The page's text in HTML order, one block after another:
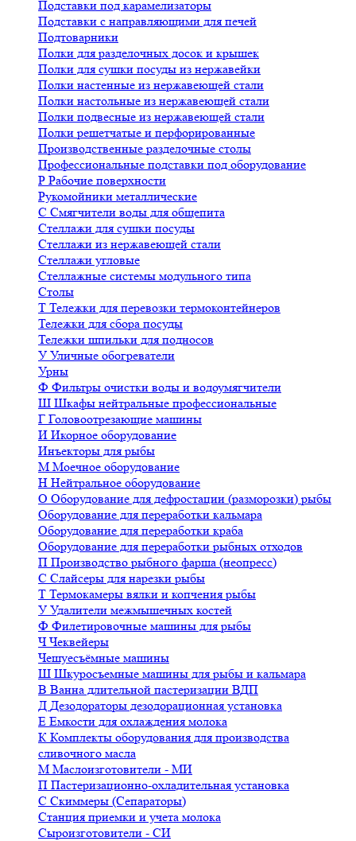
Подставки под карамелизаторы
Подставки с направляющими для печей
Подтоварники
Полки для разделочных досок и крышек
Полки для сушки посуды из нержавейки
Полки настенные из нержавеющей стали
Полки настольные из нержавеющей стали
Полки подвесные из нержавеющей стали
Полки решетчатые и перфорированные
Производственные разделочные столы
Профессиональные подставки под оборудование
Р Рабочие поверхности
Рукомойники металлические
С Смягчители воды для общепита
Стеллажи для сушки посуды
Стеллажи из нержавеющей стали
Стеллажи угловые
Стеллажные системы модульного типа
Столы
Т Тележки для перевозки термоконтейнеров
Тележки для сбора посуды
Тележки шпильки для подносов
У Уличные обогреватели
Урны
Ф Фильтры очистки воды и водоумягчители
Ш Шкафы нейтральные профессиональные
Г Головоотрезающие машины
И Икорное оборудование
Инъекторы для рыбы
М Моечное оборудование
Н Нейтральное оборудование
О Оборудование для дефростации (разморозки) рыбы
Оборудование для переработки кальмара
Оборудование для переработки краба
Оборудование для переработки рыбных отходов
П Производство рыбного фарша (неопресс)
С Слайсеры для нарезки рыбы
Т Термокамеры вялки и копчения рыбы
У Удалители межмышечных костей
Ф Филетировочные машины для рыбы
ЧЧеквейеры
Чешуесъёмные машины
Ш Шкуросъемные машины для рыбы и кальмара
В Ванна длительной пастеризации ВДП
Д Дезодораторы дезодорационная установка
Е Емкости для охлаждения молока
К Комплекты оборудования для производства
сливочного масла
М Маслоизготовители - МИ
П Пастеризационно-охладительная установка
С Скиммеры (Сепараторы)
Станция приемки и учета молока
Сыроизготовители - СИ